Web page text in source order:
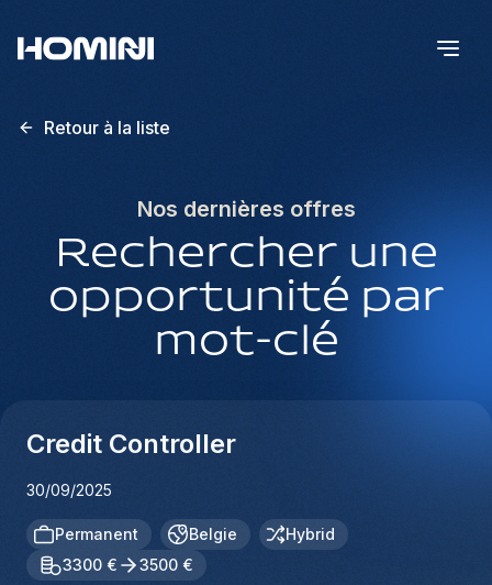
Retour à la liste
Nos dernières offres
Rechercher une
opportunité par
mot-clé
Credit Controller
30/09/2025
Permanent Belgie
Hybrid
3300 €
3500 €